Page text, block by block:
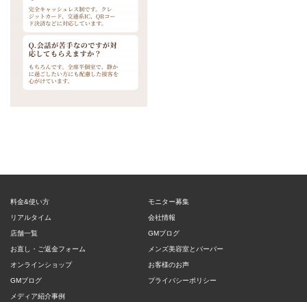
料金&使い方
リアルタイム
店舗一覧
お直し・ご返金フォーム
オンラインショップ
GMブログ
メディア紹介事例
モニター募集
会社情報
GMブログ
メンズ美容室とバーバー
お客様のお声
プライバシーポリシー